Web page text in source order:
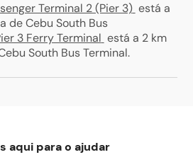
Terminal 2 (Pier 3) está a
de Cebu South Bus
3 Ferry Terminal está a 2 km
South Bus Terminal.
aqui para o ajudar